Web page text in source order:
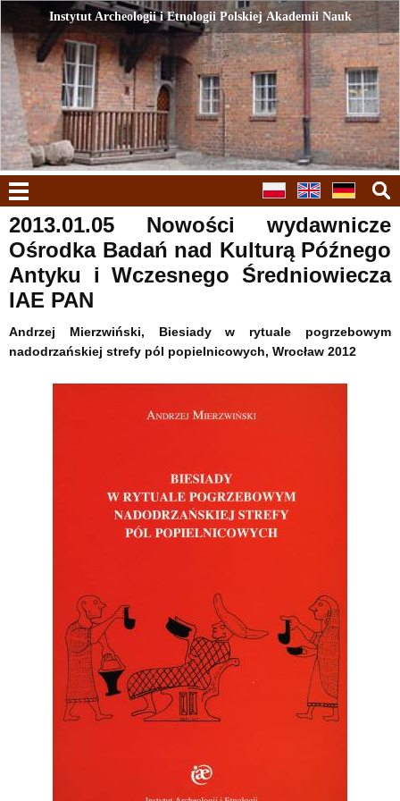
2013.01.05 Nowości wydawnicze
Ośrodka Badań nad Kulturą Późnego
Antyku i Wczesnego Średniowiecza
IAE PAN
Andrzej Mierzwiński, Biesiady w rytuale pogrzebowym
nadodrzańskiej strefy pól popielnicowych, Wrocław 2012
Instytut Archeologii i Etnologii Polskiej Akademii Nauk
Instytut Archeologii i Etnologii Polskiej Akademii Nauk